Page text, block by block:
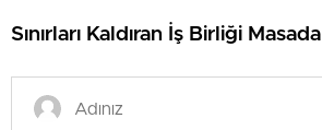
Sınırları Kaldıran İş Birliği Masada